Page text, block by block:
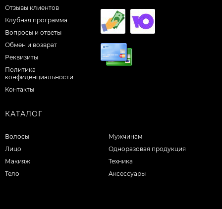
Отзывы клиентов
Клубная программа
Вопросы и ответы
Обмен и возврат
Реквизиты
Политика
конфиденциальности
Контакты
КАТАЛОГ
Волосы
Лицо
Макияж
Тело
Мужчинам
Одноразовая продукция
Техника
Аксессуары